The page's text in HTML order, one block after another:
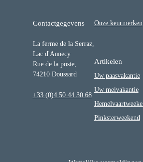
Contactgegevens
La ferme de la Serraz,
Lac d'Annecy
Rue de la poste,
74210 Doussard
+33 (0)4 50 44 30 68
Onze keurmerken
Artikelen
Uw paasvakantie
Uw meivakantie
Pinksterweekend